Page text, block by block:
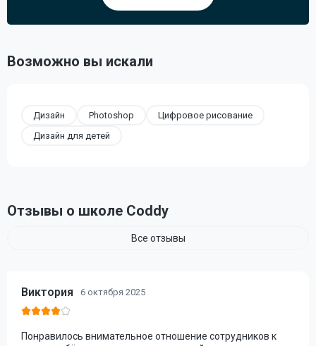
Возможно вы искали
Дизайн Photoshop
Цифровое рисование
Дизайн для детей
Отзывы о школе Coddy
Все отзывы
Виктория 6 октября 2025
Понравилось внимательное отношение сотрудников к